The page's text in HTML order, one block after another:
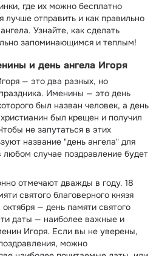
где их можно бесплатно
лучше отправить и как правильно
Узнайте, как сделать
запоминающимся и теплым!
и день ангела Игоря
— это два разных, но
Именины — это день
был назван человек, а день
был крещен и получил
не запутаться в этих
название "день ангела" для
любом случае поздравление будет
отмечают дважды в году. 18
святого благоверного князя
— день памяти святого
даты — наиболее важные и
Игоря. Если вы не уверены,
можно